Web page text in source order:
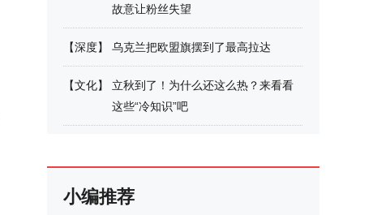
故意让粉丝失望
【深度】 乌克兰把欧盟旗摆到了最高拉达
【文化】
立秋到了！为什么还这么热？来看看
这些“冷知识”吧
小编推荐